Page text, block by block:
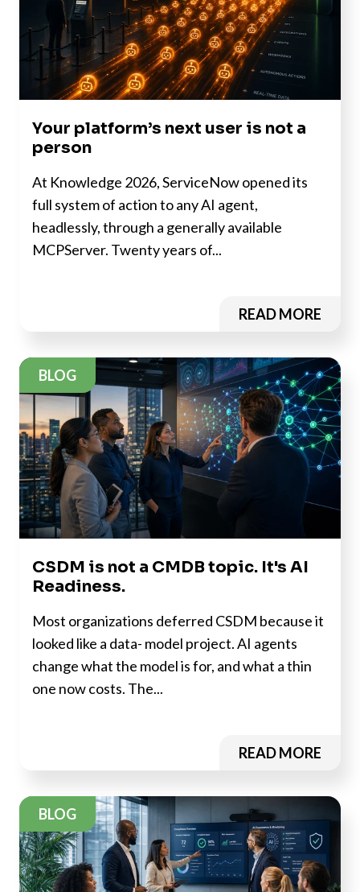
Your platform’s next user is not a
person
At Knowledge 2026, ServiceNow opened its
full system of action to any AI agent,
headlessly, through a generally available
MCPServer. Twenty years of...
READ MORE
BLOG
CSDM is not a CMDB topic. It's AI
Readiness.
Most organizations deferred CSDM because it
looked like a data- model project. AI agents
change what the model is for, and what a thin
one now costs. The...
READ MORE
BLOG